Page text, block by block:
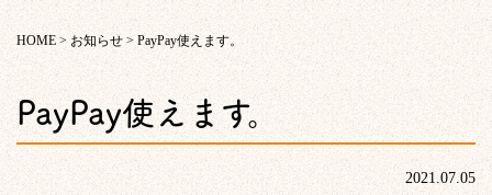
HOME > お知らせ > PayPay使えます。
PayPay使えます。
2021.07.05